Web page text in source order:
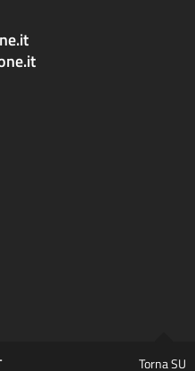
Torna SU